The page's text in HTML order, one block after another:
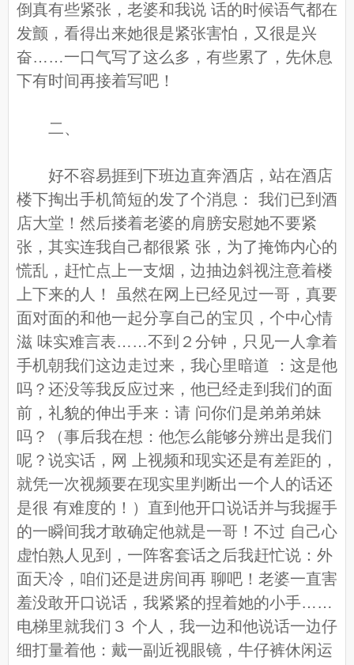
倒真有些紧张，老婆和我说 话的时候语气都在
发颤，看得出来她很是紧张害怕，又很是兴
奋……一口气写了这么多，有些累了，先休息
下有时间再接着写吧！
二、
好不容易捱到下班边直奔酒店，站在酒店
楼下掏出手机简短的发了个消息： 我们已到酒
店大堂！然后搂着老婆的肩膀安慰她不要紧
张，其实连我自己都很紧 张，为了掩饰内心的
慌乱，赶忙点上一支烟，边抽边斜视注意着楼
上下来的人！ 虽然在网上已经见过一哥，真要
面对面的和他一起分享自己的宝贝，个中心情
滋 味实难言表……不到２分钟，只见一人拿着
手机朝我们这边走过来，我心里暗道 ：这是他
吗？还没等我反应过来，他已经走到我们的面
前，礼貌的伸出手来：请 问你们是弟弟弟妹
吗？（事后我在想：他怎么能够分辨出是我们
呢？说实话，网 上视频和现实还是有差距的，
就凭一次视频要在现实里判断出一个人的话还
是很 有难度的！）直到他开口说话并与我握手
的一瞬间我才敢确定他就是一哥！不过 自己心
虚怕熟人见到，一阵客套话之后我赶忙说：外
面天冷，咱们还是进房间再 聊吧！老婆一直害
羞没敢开口说话，我紧紧的捏着她的小手……
电梯里就我们３ 个人，我一边和他说话一边仔
细打量着他：戴一副近视眼镜，牛仔裤休闲运